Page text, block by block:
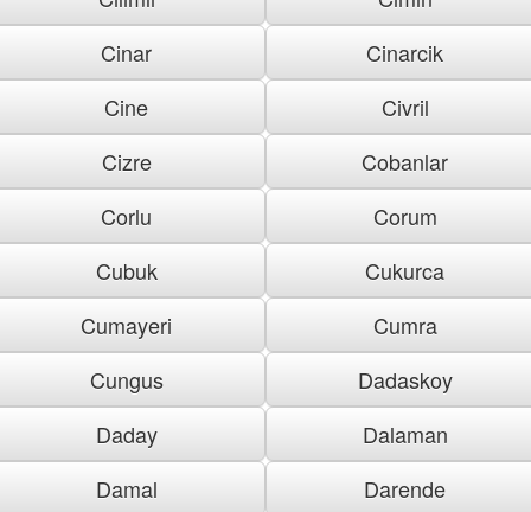
Cinar
Cinarcik
Cine
Civril
Cizre
Cobanlar
Corlu
Corum
Cubuk
Cukurca
Cumayeri
Cumra
Cungus
Dadaskoy
Daday
Dalaman
Damal
Darende